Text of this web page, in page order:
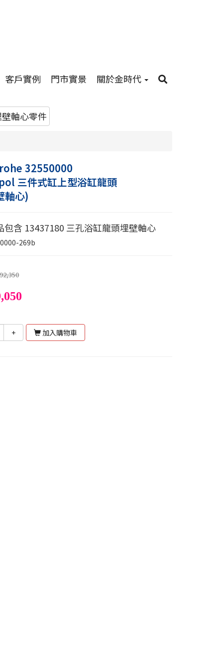
客戶實例 門市實景 關於金時代
軸心零件
32550000
三件式缸上型浴缸龍頭
軸心)
含 13437180 三孔浴缸龍頭埋壁軸心
269b
+ 加入購物車